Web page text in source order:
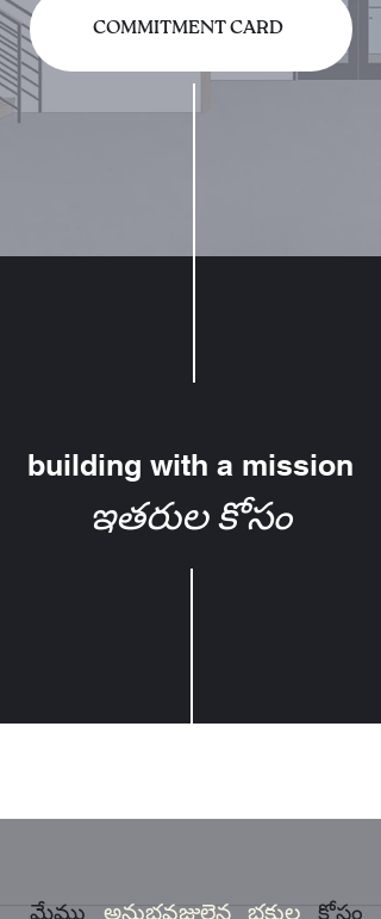
COMMITMENT CARD
building with a mission
ఇతరుల కోసం
మేము అనుభవజ్ఞులైన భక్తుల కోసం